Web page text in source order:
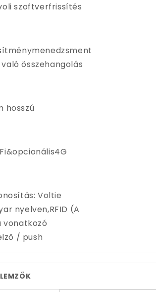
szoftverfrissítés
összehangolás
hosszú
Voltie
nyelven,RFID (A
/ push